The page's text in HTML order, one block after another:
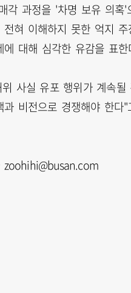
각 과정을 '차명 보유 의혹
혀 이해하지 못한 억지
대해 심각한 유감을 표한
사실 유포 행위가 계속
비전으로 경쟁해야 한다"
zoohihi@busan.com